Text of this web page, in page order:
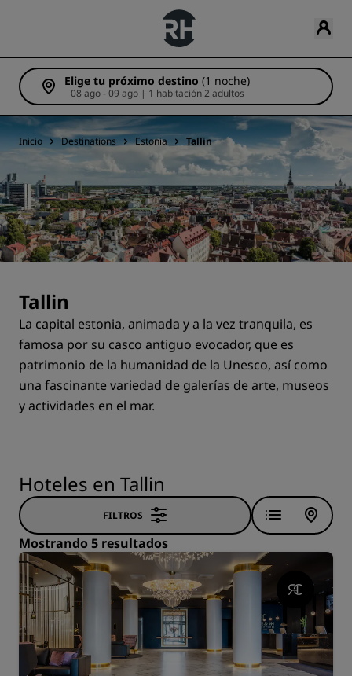
Elige tu próximo destino (1 noche)
08 ago - 09 ago | 1 habitación 2 adultos
Inicio Destinations Estonia Tallin
Tallin
La capital estonia, animada y a la vez tranquila, es
famosa por su casco antiguo evocador, que es
patrimonio de la humanidad de la Unesco, así como
una fascinante variedad de galerías de arte, museos
y actividades en el mar.
Hoteles en Tallin
FILTROS
Mostrando 5 resultados